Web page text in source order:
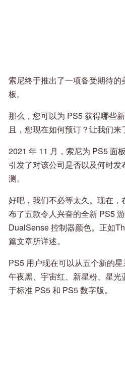
索尼终于推出了一项备受期待
板。
那么，您可以为 PS5 获得哪些
且，您现在如何预订？让我们来
2021 年 11 月，索尼为 PS5 面
引发了对该公司是否以及何时
测。
好吧，我们不必等太久。现在
布了五款令人兴奋的全新 PS5
DualSense 控制器颜色。正如
篇文章所详述。
PS5 用户现在可以从五个新的
午夜黑、宇宙红、新星粉、星
于标准 PS5 和 PS5 数字版。